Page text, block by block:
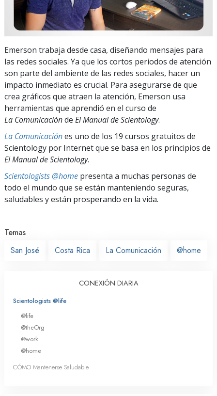
Emerson trabaja desde casa, diseñando mensajes para
las redes sociales. Ya que los cortos periodos de atención
son parte del ambiente de las redes sociales, hacer un
impacto inmediato es crucial. Para asegurarse de que
crea gráficos que atraen la atención, Emerson usa
herramientas que aprendió en el curso de
La Comunicaciónde El Manual de Scientology.
La Comunicaciónes uno de los 19 cursos gratuitos de
Scientology por Internet que se basa en los principios de
El Manual de Scientology.
Scientologists @home presenta a muchas personas de
todo el mundo que se están manteniendo seguras,
saludables y están prosperando en la vida.
Temas
San José
Costa Rica La Comunicación @home
CONEXIÓN DIARIA
Scientologists @life
@life
@theOrg
@work
@home
CÓMO Mantenerse Saludable